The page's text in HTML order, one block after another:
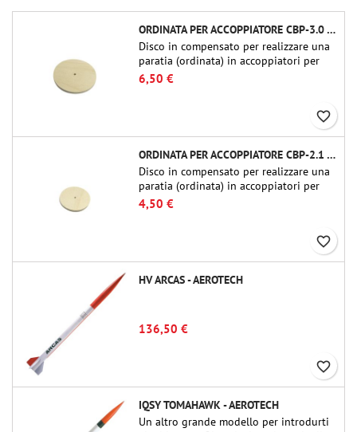
ORDINATA PER ACCOPPIATORE CBP-3.0 - PUBLIC MISSILES LTD.
Disco in compensato per realizzare una
paratia (ordinata) in accoppiatori per
tubi Public Missiles Ltd. da 54 mm (PT-
2.1 o QT-2.1)
6,50 €
favorite_border
ORDINATA PER ACCOPPIATORE CBP-2.1 - PUBLIC MISSILES LTD.
Disco in compensato per realizzare una
paratia (ordinata) in accoppiatori per
tubi Public Missiles Ltd. da 54 mm (PT-
2.1 o QT-2.1)
4,50 €
favorite_border
HV ARCAS - AEROTECH
136,50 €
favorite_border
IQSY TOMAHAWK - AEROTECH
Un altro grande modello per introdurti